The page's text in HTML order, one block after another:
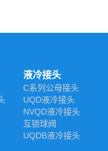
液冷接头
C系列公母接头
UQD液冷接头
NVQD液冷接头
互锁球阀
UQDB液冷接头